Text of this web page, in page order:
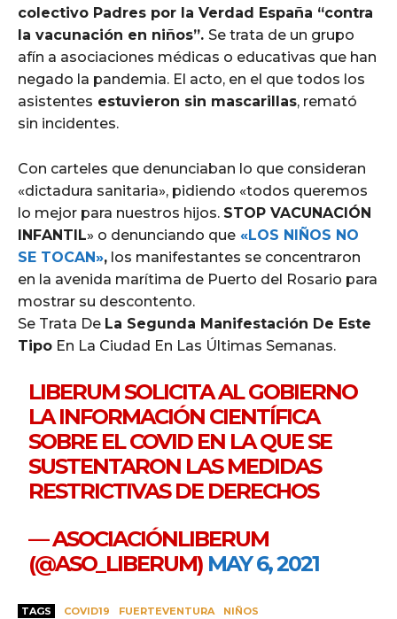
colectivo Padres por la Verdad España “contra
la vacunación en niños”. Se trata de un grupo
afín a asociaciones médicas o educativas que han
negado la pandemia. El acto, en el que todos los
asistentes estuvieron sin mascarillas, remató
sin incidentes.
Con carteles que denunciaban lo que consideran
«dictadura sanitaria», pidiendo «todos queremos
lo mejor para nuestros hijos. STOP VACUNACIÓN
INFANTIL» o denunciando que «LOS NIÑOS NO
SE TOCAN», los manifestantes se concentraron
en la avenida marítima de Puerto del Rosario para
mostrar su descontento.
Se Trata De La Segunda Manifestación De Este
Tipo En La Ciudad En Las Últimas Semanas.
LIBERUM SOLICITA AL GOBIERNO
LA INFORMACIÓN CIENTÍFICA
SOBRE EL COVID EN LA QUE SE
SUSTENTARON LAS MEDIDAS
RESTRICTIVAS DE DERECHOS
— ASOCIACIÓNLIBERUM
(@ASO_LIBERUM) MAY 6, 2021
TAGS COVID19 FUERTEVENTURA NIÑOS